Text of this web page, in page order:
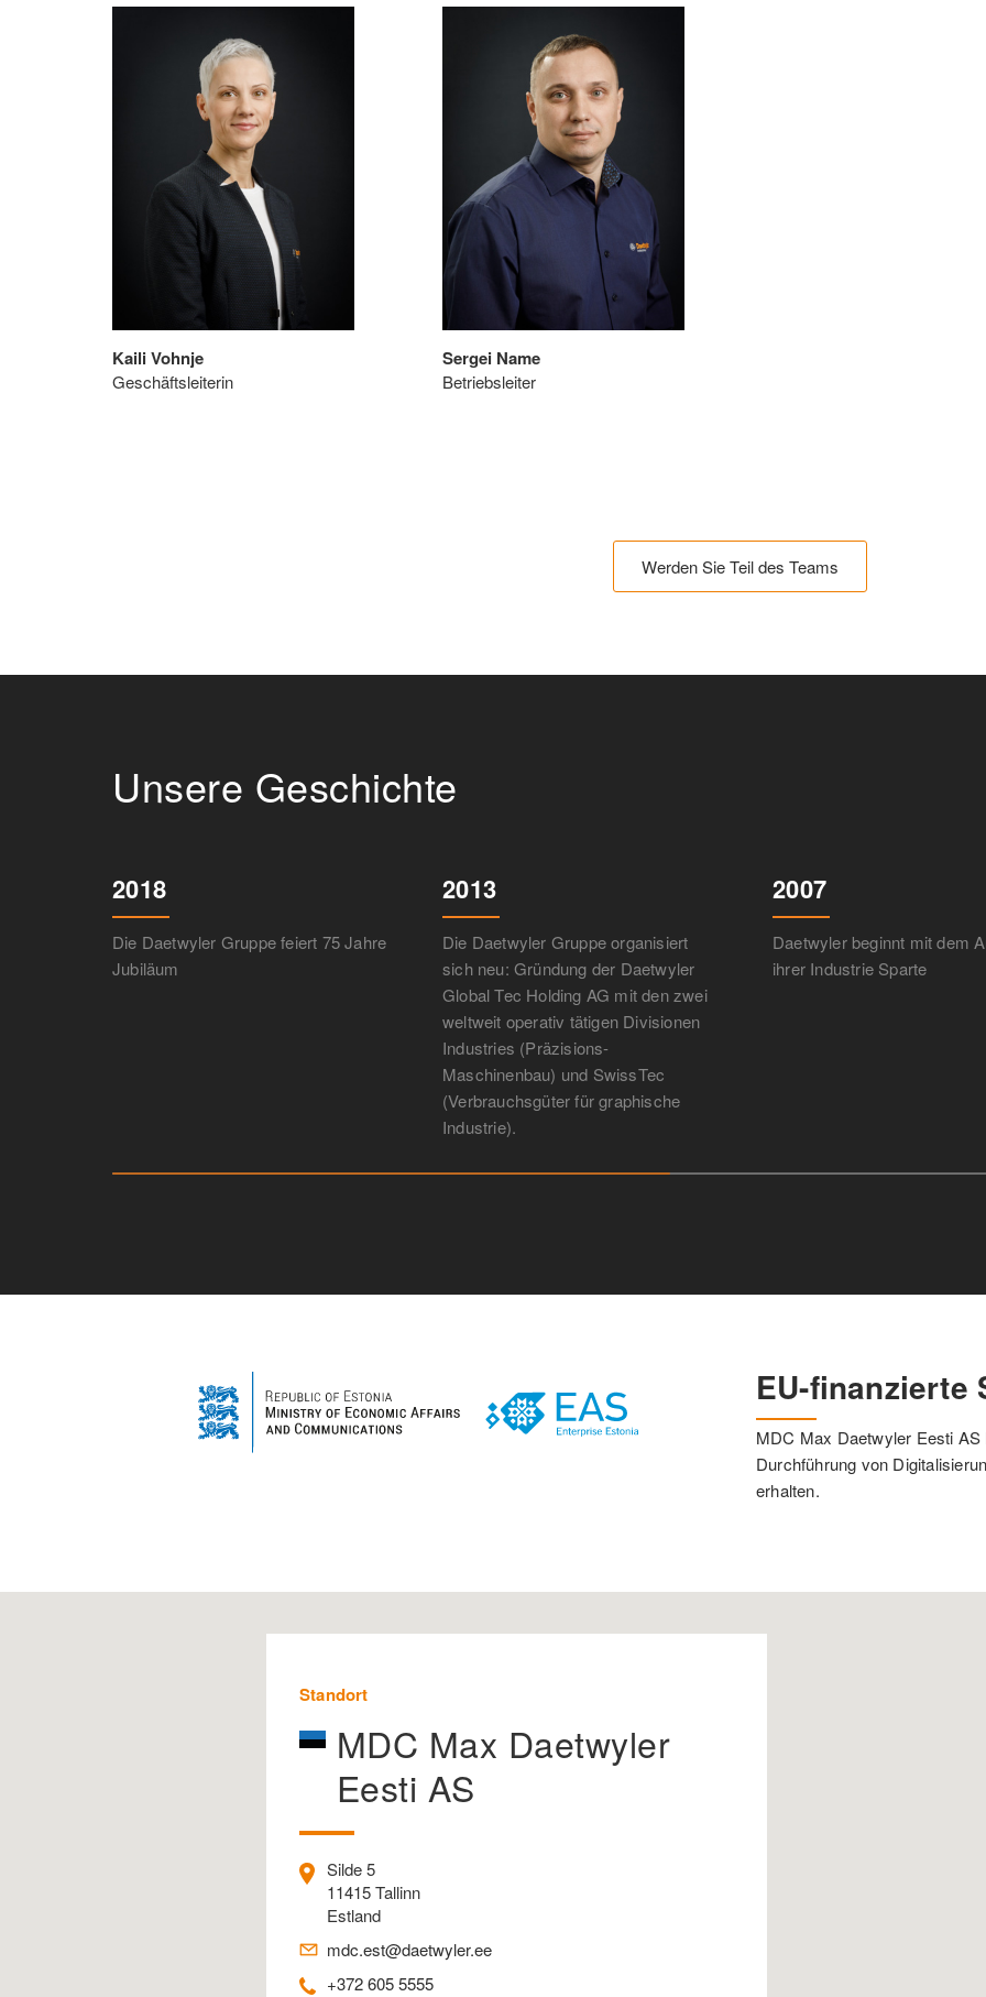
Kaili Vohnje
Geschäftsleiterin
Sergei Name
Betriebsleiter
Werden Sie Teil des Teams
Unsere Geschichte
2018
Die Daetwyler Gruppe feiert 75 Jahre
Jubiläum
2013
Die Daetwyler Gruppe organisiert
sich neu: Gründung der Daetwyler
Global Tec Holding AG mit den zwei
weltweit operativ tätigen Divisionen
Industries (Präzisions-
Maschinenbau) und SwissTec
(Verbrauchsgüter für graphische
Industrie).
2007
Daetwyler beginnt mit dem
ihrer Industrie Sparte
EU-
MDC Max Daetwyler Eesti
Durchführung von
erhalten.
Standort
MDC Max Daetwyler
Eesti AS
Silde 5
11415 Tallinn
Estland
mdc.est@daetwyler.ee
+372 605 5555